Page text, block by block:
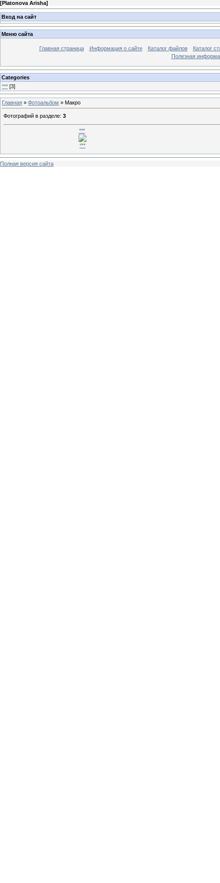
[Platonova Arisha]
Вход на сайт
Меню сайта
Главная страница Информация о сайте Каталог файлов
Каталог
Полезная
Categories
*** [3]
Главная » Фотоальбом » Макро
Фотографий в разделе: 3
***
***
Полная версия сайта